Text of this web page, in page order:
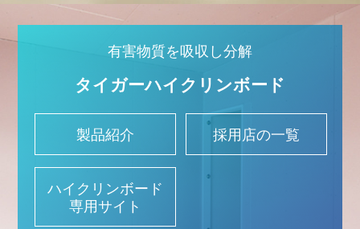
タイガーハイクリンボード
有害物質を吸収し分解
製品紹介
ハイクリンボード
専用サイト
採用店の一覧